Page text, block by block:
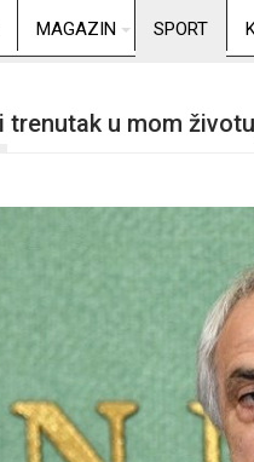
MAGAZIN SPORT
u mom